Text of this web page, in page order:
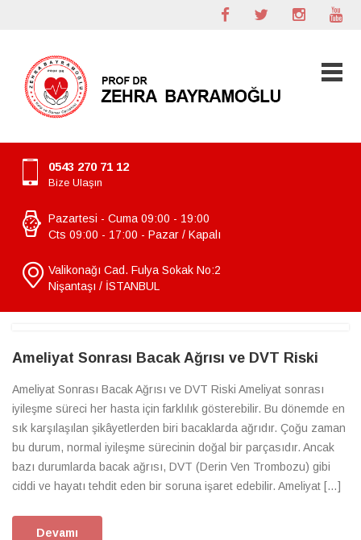
0543 270 71 12
Bize Ulaşın
Pazartesi - Cuma 09:00 - 19:00
Cts 09:00 - 17:00 - Pazar / Kapalı
Valikonağı Cad. Fulya Sokak No:2
Nişantaşı / İSTANBUL
Ameliyat Sonrası Bacak Ağrısı ve DVT Riski
Ameliyat Sonrası Bacak Ağrısı ve DVT Riski Ameliyat sonrası
iyileşme süreci her hasta için farklılık gösterebilir. Bu dönemde en
sık karşılaşılan şikâyetlerden biri bacaklarda ağrıdır. Çoğu zaman
bu durum, normal iyileşme sürecinin doğal bir parçasıdır. Ancak
bazı durumlarda bacak ağrısı, DVT (Derin Ven Trombozu) gibi
ciddi ve hayatı tehdit eden bir soruna işaret edebilir. Ameliyat […]
Devamı